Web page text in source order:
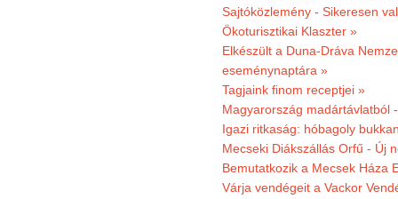
Sajtóközlemény - Sikeresen
Ökoturisztikai Klaszter »
Elkészült a Duna-Dráva
eseménynaptára »
Tagjaink finom receptjei »
Magyarország madártávlatból
Igazi ritkaság: hóbagoly
Mecseki Diákszállás Orfű - Új
Bemutatkozik a Mecsek Háza
Várja vendégeit a Vackor